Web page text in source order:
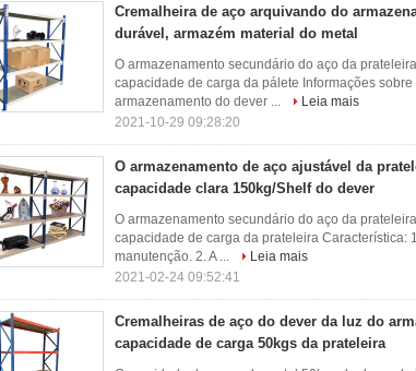
Cremalheira de aço arquivando do
durável, armazém material do metal
O armazenamento secundário do aço da
capacidade de carga da pálete Informações
armazenamento do dever ...
Leia mais
2021-10-29 09:28:20
O armazenamento de aço ajustável da
capacidade clara 150kg/Shelf do dever
O armazenamento secundário do aço da
capacidade de carga da prateleira Característica:
manutenção. 2. A ...
Leia mais
2021-02-24 09:52:41
Cremalheiras de aço do dever da luz do
capacidade de carga 50kgs da prateleira